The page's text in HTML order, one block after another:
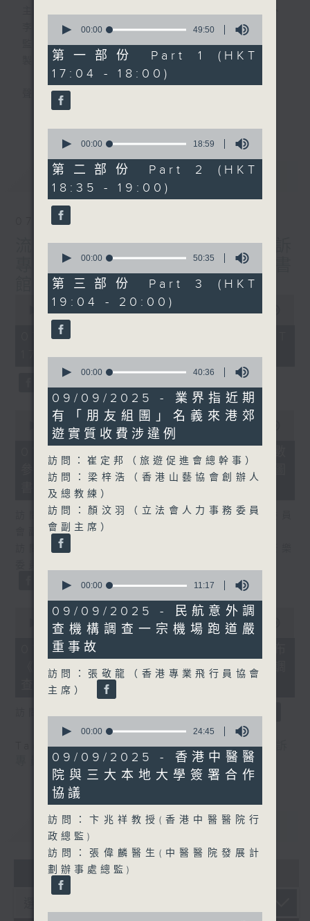
監製：蕭洛汶
製作：香港電台公共事務組
聲音更立體 意見更多元
1872311 始終如一
香港電台公共事務組
讚好Like「RTHK 香港電台公共事務組
Facebook專頁
最新 LATEST
07/08/2026
流動圖書館使用人數參差 申訴
專員主動調查康文署三項圖書
館服務
seconds
07/08/2026 - 足本 Full (HKT
17:00 - 18:00)
seconds
minutes,
seconds
00:00
07/08/2026 - 流動圖書館使用人數
參差 申訴專員主動調查康文署三項圖
書館服務
訪問：何敬康（立法會民政及文化體育事務委員
會副主席）
訪問：董健莉（沙田區議會社區參與及文化康樂
seconds
minutes,
seconds
00:00 09:48
07/08/2026 - 服務業總工會公布
《預防工作時中暑指引》執行情況調
查結果
Tag: 中暑,工作暑熱警告,流動圖書館,申訴
自助圖書站, 預防工作時中暑指引
重溫 CATCHUP
07 - 08
seconds
49
minutes,
50
seconds
00:00 49:50
第一部份 Part 1 (HKT
17:04 - 18:00)
seconds
18
minutes,
59
seconds
00:00 18:59
第二部份 Part 2 (HKT
18:35 - 19:00)
seconds
50
minutes,
35
seconds
00:00 50:35
第三部份 Part 3 (HKT
19:04 - 20:00)
seconds
40
minutes,
36
seconds
00:00 40:36
09/09/2025 - 業界指近期
有「朋友組團」名義來港郊
遊實質收費涉違例
訪問：崔定邦（旅遊促進會總幹事）
訪問：梁梓浩（香港山藝協會創辦人
及總教練）
訪問：顏汶羽（立法會人力事務委員
會副主席）
seconds
11
minutes,
17
seconds
00:00 11:17
09/09/2025 - 民航意外調
查機構調查一宗機場跑道嚴
重事故
訪問：張敬龍（香港專業飛行員協會
主席）
seconds
24
minutes,
45
seconds
00:00 24:45
09/09/2025 - 香港中醫醫
院與三大本地大學簽署合作
協議
訪問：卞兆祥教授(香港中醫醫院行
政總監)
訪問：張偉麟醫生(中醫醫院發展計
劃辦事處總監)